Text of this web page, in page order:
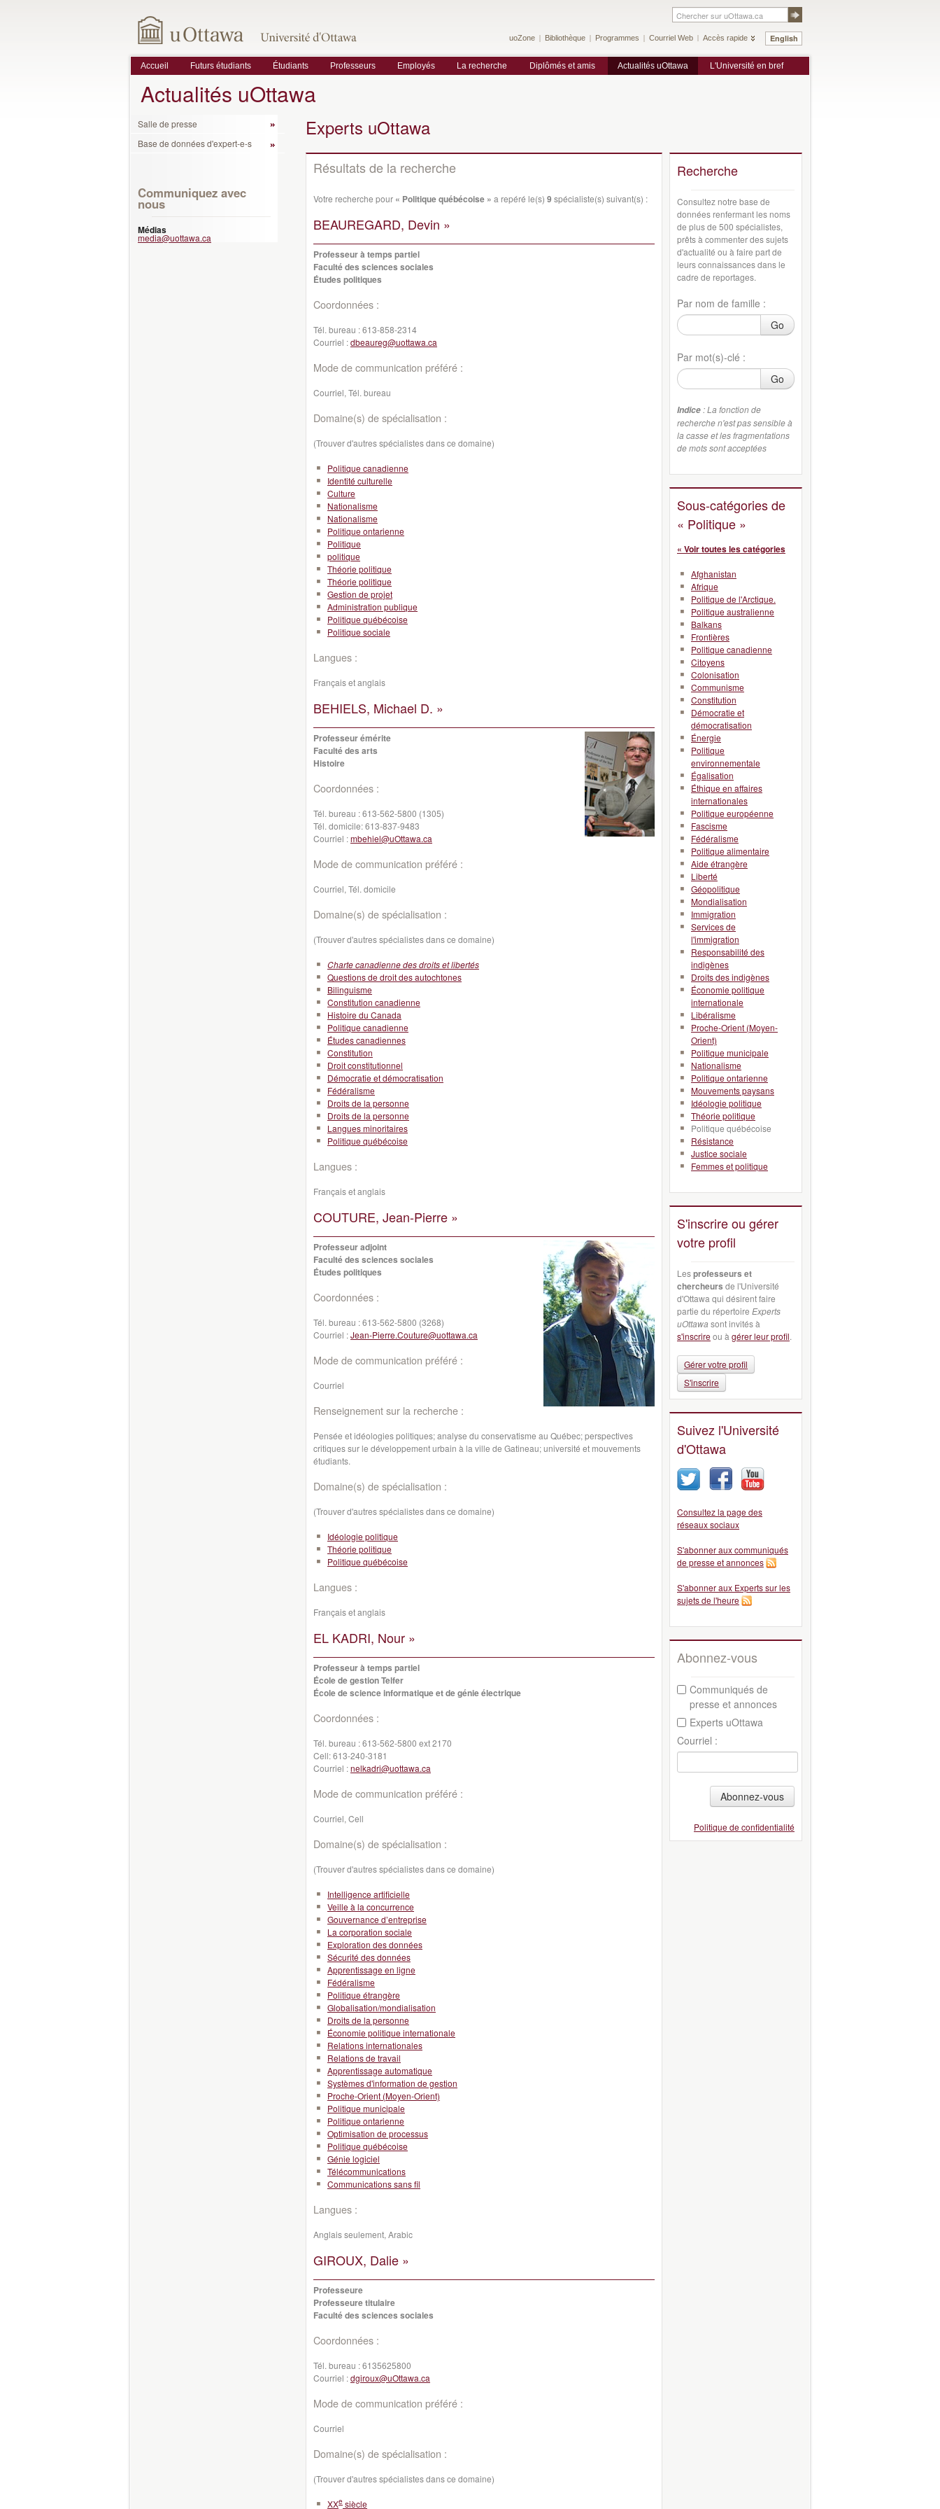
English
uoZone Bibliothèque Programmes Courriel Web Accès rapide
Accueil Futurs étudiants Étudiants Professeurs Employés La recherche Diplômés et amis Actualités uOttawa L'Université en bref
Actualités uOttawa
Salle de presse
Base de données d'expert-e-s
Communiquez avec
nous
Médias
media@uottawa.ca
Experts uOttawa
Résultats de la recherche
Votre recherche pour « Politique québécoise » a repéré le(s) 9 spécialiste(s) suivant(s) :
BEAUREGARD, Devin »
Professeur à temps partiel
Faculté des sciences sociales
Études politiques
Coordonnées :
Tél. bureau :613-858-2314
Courriel :dbeaureg@uottawa.ca
Mode de communication préféré :
Courriel, Tél. bureau
Domaine(s) de spécialisation :
(Trouver d'autres spécialistes dans ce domaine)
Politique canadienne
Identité culturelle
Culture
Nationalisme
Nationalisme
Politique ontarienne
Politique
politique
Théorie politique
Théorie politique
Gestion de projet
Administration publique
Politique québécoise
Politique sociale
Langues :
Français et anglais
BEHIELS, Michael D. »
Professeur émérite
Faculté des arts
Histoire
Coordonnées :
Tél. bureau :613-562-5800 (1305)
Tél. domicile:613-837-9483
Courriel :mbehiel@uOttawa.ca
Mode de communication préféré :
Courriel, Tél. domicile
Domaine(s) de spécialisation :
(Trouver d'autres spécialistes dans ce domaine)
Charte canadienne des droits et libertés
Questions de droit des autochtones
Bilinguisme
Constitution canadienne
Histoire du Canada
Politique canadienne
Études canadiennes
Constitution
Droit constitutionnel
Démocratie et démocratisation
Fédéralisme
Droits de la personne
Droits de la personne
Langues minoritaires
Politique québécoise
Langues :
Français et anglais
COUTURE, Jean-Pierre »
Professeur adjoint
Faculté des sciences sociales
Études politiques
Coordonnées :
Tél. bureau :613-562-5800 (3268)
Courriel :Jean-Pierre.Couture@uottawa.ca
Mode de communication préféré :
Courriel
Renseignement sur la recherche :
Pensée et idéologies politiques; analyse du conservatisme au Québec; perspectives
critiques sur le développement urbain à la ville de Gatineau; université et mouvements
étudiants.
Domaine(s) de spécialisation :
(Trouver d'autres spécialistes dans ce domaine)
Idéologie politique
Théorie politique
Politique québécoise
Langues :
Français et anglais
EL KADRI, Nour »
Professeur à temps partiel
École de gestion Telfer
École de science informatique et de génie électrique
Coordonnées :
Tél. bureau :613-562-5800 ext 2170
Cell:613-240-3181
Courriel :nelkadri@uottawa.ca
Mode de communication préféré :
Courriel, Cell
Domaine(s) de spécialisation :
(Trouver d'autres spécialistes dans ce domaine)
Intelligence artificielle
Veille à la concurrence
Gouvernance d’entreprise
La corporation sociale
Exploration des données
Sécurité des données
Apprentissage en ligne
Fédéralisme
Politique étrangère
Globalisation/mondialisation
Droits de la personne
Économie politique internationale
Relations internationales
Relations de travail
Apprentissage automatique
Systèmes d'information de gestion
Proche-Orient (Moyen-Orient)
Politique municipale
Politique ontarienne
Optimisation de processus
Politique québécoise
Génie logiciel
Télécommunications
Communications sans fil
Langues :
Anglais seulement, Arabic
GIROUX, Dalie »
Professeure
Professeure titulaire
Faculté des sciences sociales
Coordonnées :
Tél. bureau :6135625800
Courriel :dgiroux@uOttawa.ca
Mode de communication préféré :
Courriel
Domaine(s) de spécialisation :
(Trouver d'autres spécialistes dans ce domaine)
XXe siècle
Recherche
Consultez notre base de
données renfermant les noms
de plus de 500 spécialistes,
prêts à commenter des sujets
d'actualité ou à faire part de
leurs connaissances dans le
cadre de reportages.
Par nom de famille :
Go
Par mot(s)-clé :
Go
Indice : La fonction de
recherche n'est pas sensible à
la casse et les fragmentations
de mots sont acceptées
Sous-catégories de
« Politique »
« Voir toutes les catégories
Afghanistan
Afrique
Politique de l'Arctique.
Politique australienne
Balkans
Frontières
Politique canadienne
Citoyens
Colonisation
Communisme
Constitution
Démocratie et
démocratisation
Énergie
Politique
environnementale
Égalisation
Éthique en affaires
internationales
Politique européenne
Fascisme
Fédéralisme
Politique alimentaire
Aide étrangère
Liberté
Géopolitique
Mondialisation
Immigration
Services de
l'immigration
Responsabilité des
indigènes
Droits des indigènes
Économie politique
internationale
Libéralisme
Proche-Orient (Moyen-
Orient)
Politique municipale
Nationalisme
Politique ontarienne
Mouvements paysans
Idéologie politique
Théorie politique
Politique québécoise
Résistance
Justice sociale
Femmes et politique
S'inscrire ou gérer
votre profil
Lesprofesseurs et
chercheurs de l'Université
d'Ottawa qui désirent faire
partie du répertoire Experts
uOttawa sont invités à
s'inscrireou à gérer leur profil.
Gérer votre profil
S'inscrire
Suivez l'Université
d'Ottawa
Consultez la page des
réseaux sociaux
S'abonner aux communiqués
de presse et annonces
S'abonner aux Experts sur les
sujets de l'heure
Abonnez-vous
Communiqués de
presse et annonces
Experts uOttawa
Courriel :
Abonnez-vous
Politique de confidentialité